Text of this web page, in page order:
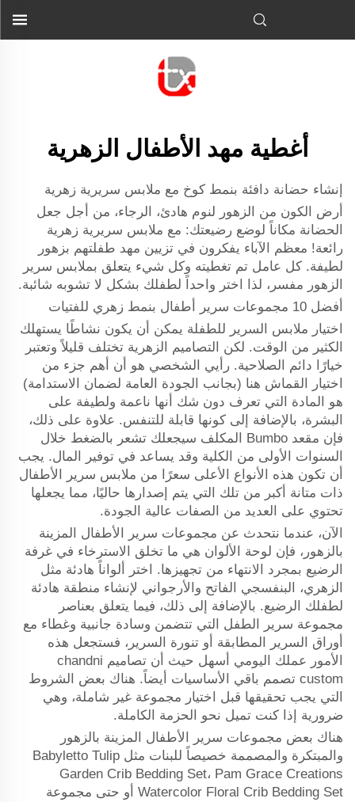
أغطية مهد الأطفال الزهرية
إنشاء حضانة دافئة بنمط كوخ مع ملابس سريرية زهرية
أرض الكون من الزهور لنوم هادئ، الرجاء، من أجل جعل
الحضانة مكاناً لوضع رضيعتك: مع ملابس سريرية زهرية
رائعة! معظم الآباء يفكرون في تزيين مهد طفلتهم بزهور
لطيفة. كل عامل تم تغطيته وكل شيء يتعلق بملابس سرير
الزهور مفسر، لذا اختر واحداً لطفلك بشكل لا تشوبه شائبة.
أفضل 10 مجموعات سرير أطفال بنمط زهري للفتيات
اختيار ملابس السرير للطفلة يمكن أن يكون نشاطًا يستهلك
الكثير من الوقت. لكن التصاميم الزهرية تختلف قليلاً وتعتبر
خيارًا دائم الصلاحية. رأيي الشخصي هو أن أهم جزء من
اختيار القماش هنا (بجانب الجودة العامة لضمان الاستدامة)
هو المادة التي تعرف دون شك أنها ناعمة ولطيفة على
البشرة، بالإضافة إلى كونها قابلة للتنفس. علاوة على ذلك،
فإن مقعد Bumbo المكلف سيجعلك تشعر بالضغط خلال
السنوات الأولى من الكلية وقد يساعد في توفير المال. يجب
أن تكون هذه الأنواع الأعلى سعرًا من ملابس سرير الأطفال
ذات متانة أكبر من تلك التي يتم إصدارها حاليًا، مما يجعلها
تحتوي على العديد من الصفات عالية الجودة.
الآن، عندما نتحدث عن مجموعات سرير الأطفال المزينة
بالزهور، فإن لوحة الألوان هي ما تخلق الاسترخاء في غرفة
الرضيع بمجرد الانتهاء من تجهيزها. اختر ألواناً هادئة مثل
الزهري، البنفسجي الفاتح والأرجواني لإنشاء منطقة هادئة
لطفلك الرضيع. بالإضافة إلى ذلك، فيما يتعلق بعناصر
مجموعة سرير الطفل التي تتضمن وسادة جانبية وغطاء مع
أوراق السرير المطابقة أو تنورة السرير، فستجعل هذه
الأمور عملك اليومي أسهل حيث أن تصاميم chandni
custom تصمم باقي الأساسيات أيضاً. هناك بعض الشروط
التي يجب تحقيقها قبل اختيار مجموعة غير شاملة، وهي
ضرورية إذا كنت تميل نحو الحزمة الكاملة.
هناك بعض مجموعات سرير الأطفال المزينة بالزهور
والمبتكرة والمصممة خصيصاً للبنات مثل Babyletto Tulip
Garden Crib Bedding Set، Pam Grace Creations
Watercolor Floral Crib Bedding Set أو حتى مجموعة